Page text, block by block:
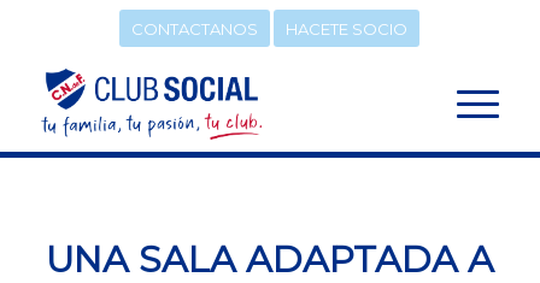
CONTACTANOS HACETE SOCIO
UNA SALA ADAPTADA A